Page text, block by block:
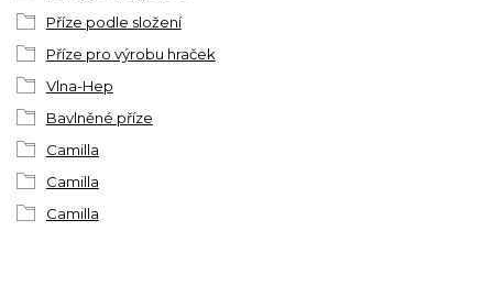
Příze podle složení
Příze pro výrobu hraček
Vlna-Hep
Bavlněné příze
Camilla
Camilla
Camilla